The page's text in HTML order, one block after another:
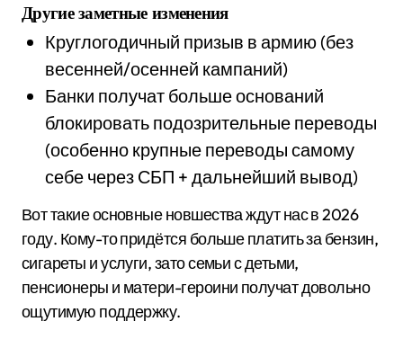
Другие заметные изменения
Круглогодичный призыв в армию (без
весенней/осенней кампаний)
Банки получат больше оснований
блокировать подозрительные переводы
(особенно крупные переводы самому
себе через СБП + дальнейший вывод)
Вот такие основные новшества ждут нас в 2026
году. Кому-то придётся больше платить за бензин,
сигареты и услуги, зато семьи с детьми,
пенсионеры и матери-героини получат довольно
ощутимую поддержку.